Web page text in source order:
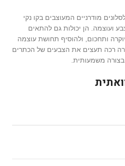
מודרניים המעוצבים בקו נקי
ועוצמה. הן יכולות גם להתאים
ותחכום, ולהוסיף תחושת עוצמה
רכה תעצים את הצבעים של הכתרים
משמעותית.